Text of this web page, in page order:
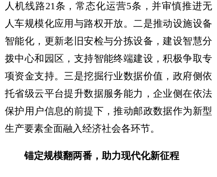
人机线路21条，常态化运营5条，并审慎推进无
人车规模化应用与路权开放。二是推动设施设备
智能化，更新老旧安检与分拣设备，建设智慧分
拨中心和园区，支持智能终端建设，积极争取专
项资金支持。三是挖掘行业数据价值，政府侧依
托省级云平台提升数据服务能力，企业侧在依法
保护用户信息的前提下，推动邮政数据作为新型
生产要素全面融入经济社会各环节。
锚定规模翻两番，助力现代化新征程